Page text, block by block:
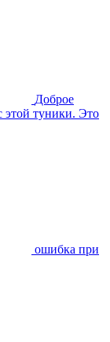
Доброе
этой туники. Это
ошибка при